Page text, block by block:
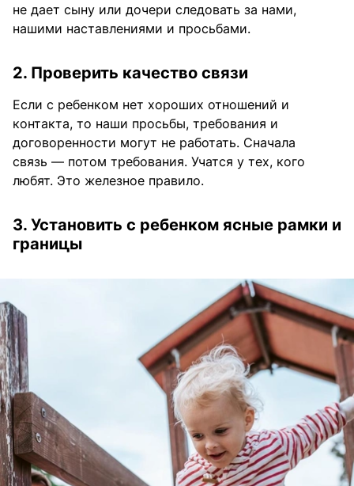
не дает сыну или дочери следовать за нами,
нашими наставлениями и просьбами.
2. Проверить качество связи
Если с ребенком нет хороших отношений и
контакта, то наши просьбы, требования и
договоренности могут не работать. Сначала
связь — потом требования. Учатся у тех, кого
любят. Это железное правило.
3. Установить с ребенком ясные рамки и
границы